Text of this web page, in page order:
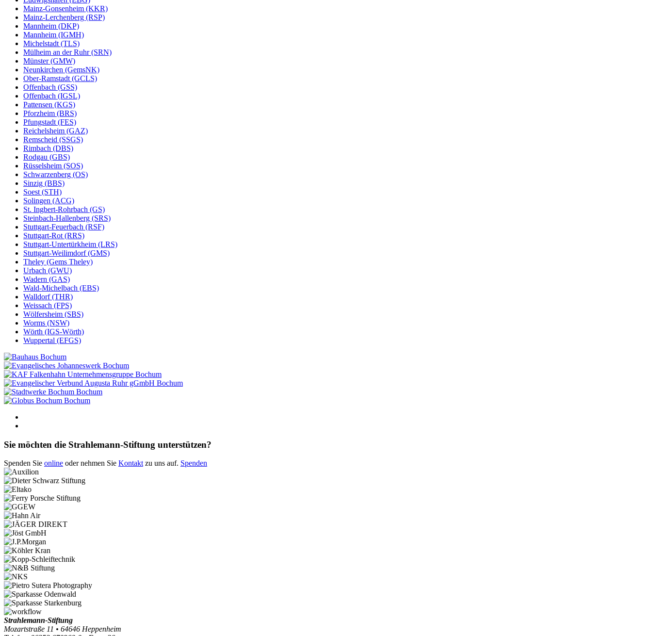
Mainz-Gonsenheim (KKR)
Mainz-Lerchenberg (RSP)
Mannheim (DKP)
Mannheim (IGMH)
Michelstadt (TLS)
Mülheim an der Ruhr (SRN)
Münster (GMW)
Neunkirchen (GemsNK)
Ober-Ramstadt (GCLS)
Offenbach (GSS)
Offenbach (IGSL)
Pattensen (KGS)
Pforzheim (BRS)
Pfungstadt (FES)
Reichelsheim (GAZ)
Remscheid (SSGS)
Rimbach (DBS)
Rodgau (GBS)
Rüsselsheim (SOS)
Schwarzenberg (OS)
Sinzig (BBS)
Soest (STH)
Solingen (ACG)
St. Ingbert-Rohrbach (GS)
Steinbach-Hallenberg (SRS)
Stuttgart-Feuerbach (RSF)
Stuttgart-Rot (RRS)
Stuttgart-Untertürkheim (LRS)
Stuttgart-Weilimdorf (GMS)
Theley (Gems Theley)
Urbach (GWU)
Wadern (GAS)
Wald-Michelbach (EBS)
Walldorf (THR)
Weissach (FPS)
Wölfersheim (SBS)
Worms (NSW)
Wörth (IGS-Wörth)
Wuppertal (EFGS)
Bochum
Bochum
Bochum
Bochum
Bochum
Bochum
Sie möchten die Strahlemann-Stiftung unterstützen?
Spenden Sie online oder nehmen Sie Kontakt zu uns auf. Spenden
Strahlemann-Stiftung
Mozartstraße 11 • 64646 Heppenheim